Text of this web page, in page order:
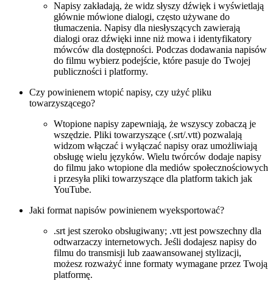
Napisy zakładają, że widz słyszy dźwięk i wyświetlają
głównie mówione dialogi, często używane do
tłumaczenia. Napisy dla niesłyszących zawierają
dialogi oraz dźwięki inne niż mowa i identyfikatory
mówców dla dostępności. Podczas dodawania napisów
do filmu wybierz podejście, które pasuje do Twojej
publiczności i platformy.
Czy powinienem wtopić napisy, czy użyć pliku
towarzyszącego?
Wtopione napisy zapewniają, że wszyscy zobaczą je
wszędzie. Pliki towarzyszące (.srt/.vtt) pozwalają
widzom włączać i wyłączać napisy oraz umożliwiają
obsługę wielu języków. Wielu twórców dodaje napisy
do filmu jako wtopione dla mediów społecznościowych
i przesyła pliki towarzyszące dla platform takich jak
YouTube.
Jaki format napisów powinienem wyeksportować?
.srt jest szeroko obsługiwany; .vtt jest powszechny dla
odtwarzaczy internetowych. Jeśli dodajesz napisy do
filmu do transmisji lub zaawansowanej stylizacji,
możesz rozważyć inne formaty wymagane przez Twoją
platformę.